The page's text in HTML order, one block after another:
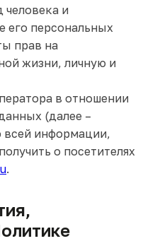
человека и
его персональных
прав на
жизни, личную и
в отношении
(далее –
всей информации,
о посетителях
.